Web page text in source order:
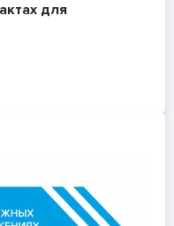
для